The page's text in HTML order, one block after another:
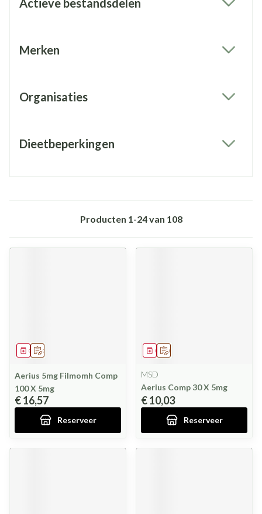
Actieve bestandsdelen
Merken
Organisaties
Dieetbeperkingen
Producten 1-24van 108
Op voorschrift
Geneesmiddel
Aerius 5mg Filmomh Comp
100 X 5mg
€ 16,57
Reserveer
Op voorschrift
Geneesmiddel
MSD
Aerius Comp 30 X 5mg
€ 10,03
Reserveer